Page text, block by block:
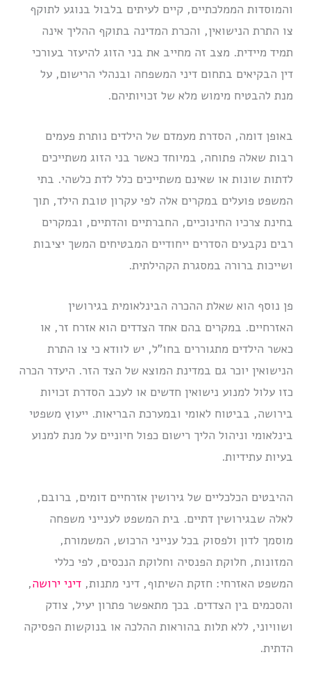
והמוסדות הממלכתיים, קיים לעיתים בלבול בנוגע לתוקף
צו התרת הנישואין, והכרת המדינה בתוקף ההליך אינה
תמיד מיידית. מצב זה מחייב את בני הזוג להיעזר בעורכי
דין הבקיאים בתחום דיני המשפחה ובנהלי הרישום, על
מנת להבטיח מימוש מלא של זכויותיהם.
באופן דומה, הסדרת מעמדם של הילדים נותרת פעמים
רבות שאלה פתוחה, במיוחד כאשר בני הזוג משתייכים
לדתות שונות או שאינם משתייכים כלל לדת כלשהי. בתי
המשפט פועלים במקרים אלה לפי עקרון טובת הילד, תוך
בחינת צרכיו החינוכיים, החברתיים והדתיים, ובמקרים
רבים נקבעים הסדרים ייחודיים המבטיחים המשך יציבות
ושייכות ברורה במסגרת הקהילתית.
פן נוסף הוא שאלת ההכרה הבינלאומית בגירושין
האזרחיים. במקרים בהם אחד הצדדים הוא אזרח זר, או
כאשר הילדים מתגוררים בחו”ל, יש לוודא כי צו התרת
הנישואין יוכר גם במדינת המוצא של הצד הזר. היעדר הכרה
כזו עלול למנוע נישואין חדשים או לעכב הסדרת זכויות
בירושה, בביטוח לאומי ובמערכת הבריאות. ייעוץ משפטי
בינלאומי וניהול הליך רישום כפול חיוניים על מנת למנוע
בעיות עתידיות.
ההיבטים הכלכליים של גירושין אזרחיים דומים, ברובם,
לאלה שבגירושין דתיים. בית המשפט לענייני משפחה
מוסמך לדון ולפסוק בכל ענייני הרכוש, המשמורת,
המזונות, חלוקת הפנסיה וחלוקת הנכסים, לפי כללי
המשפט האזרחי: חזקת השיתוף, דיני מתנות,דיני ירושה,
והסכמים בין הצדדים. בכך מתאפשר פתרון יעיל, צודק
ושוויוני, ללא תלות בהוראות ההלכה או בנוקשות הפסיקה
הדתית.